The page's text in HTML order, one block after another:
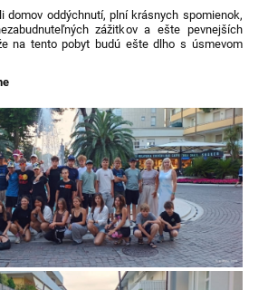
domov oddýchnutí, plní krásnych spomienok,
zážitkov a ešte pevnejších
na tento pobyt budú ešte dlho s úsmevom